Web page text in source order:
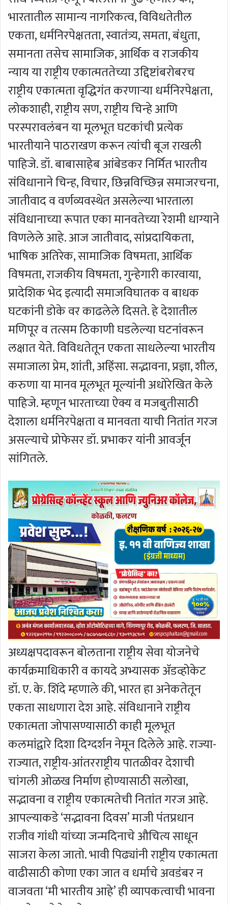
भारतातील सामान्य नागरिकत्व, विविधतेतील
एकता, धर्मनिरपेक्षतता, स्वातंत्र्य, समता, बंधुता,
समानता तसेच सामाजिक, आर्थिक व राजकीय
न्याय या राष्ट्रीय एकात्मततेच्या उद्दिष्टांबरोबरच
राष्ट्रीय एकात्मता वृद्धिगंत करणार्‍या धर्मनिरपेक्षता,
लोकशाही, राष्ट्रीय सण, राष्ट्रीय चिन्हे आणि
परस्परावलंबन या मूलभूत घटकांची प्रत्येक
भारतीयाने पाठराखण करून त्यांची बूज राखली
पाहिजे. डॉ. बाबासाहेब आंबेडकर निर्मित भारतीय
संविधानाने चिन्ह, विचार, छिन्नविच्छिन्न समाजरचना,
जातीवाद व वर्णव्यवस्थेत असलेल्या भारताला
संविधानाच्या रूपात एका मानवतेच्या रेशमी धाग्याने
विणलेले आहे. आज जातीवाद, सांप्रदायिकता,
भाषिक अतिरेक, सामाजिक विषमता, आर्थिक
विषमता, राजकीय विषमता, गुन्हेगारी कारवाया,
प्रादेशिक भेद इत्यादी समाजविघातक व बाधक
घटकांनी डोके वर काढलेले दिसते. हे देशातील
मणिपूर व तत्सम ठिकाणी घडलेल्या घटनांवरून
लक्षात येते. विविधतेतून एकता साधलेल्या भारतीय
समाजाला प्रेम, शांती, अहिंसा. सद्भावना, प्रज्ञा, शील,
करुणा या मानव मूलभूत मूल्यांनी अधोरेखित केले
पाहिजे. म्हणून भारताच्या ऐक्य व मजबुतीसाठी
देशाला धर्मनिरपेक्षता व मानवता याची नितांत गरज
असल्याचे प्रोफेसर डॉ. प्रभाकर यांनी आवर्जून
सांगितले.
अध्यक्षपदावरून बोलताना राष्ट्रीय सेवा योजनेचे
कार्यक्रमाधिकारी व कायदे अभ्यासक अ‍ॅडव्होकेट
डॉ. ए. के. शिंदे म्हणाले की, भारत हा अनेकतेतून
एकता साधणारा देश आहे. संविधानाने राष्ट्रीय
एकात्मता जोपासण्यासाठी काही मूलभूत
कलमांद्वारे दिशा दिग्दर्शन नेमून दिलेले आहे. राज्या-
राज्यात, राष्ट्रीय-आंतरराष्ट्रीय पातळीवर देशाची
चांगली ओळख निर्माण होण्यासाठी सलोखा,
सद्भावना व राष्ट्रीय एकात्मतेची नितांत गरज आहे.
आपल्याकडे ‘सद्भावना दिवस’ माजी पंतप्रधान
राजीव गांधी यांच्या जन्मदिनाचे औचित्य साधून
साजरा केला जातो. भावी पिढ्यांनी राष्ट्रीय एकात्मता
वाढीसाठी कोणा एका जात व धर्माचे अवडंबर न
वाजवता ‘मी भारतीय आहे’ ही व्यापकत्वाची भावना